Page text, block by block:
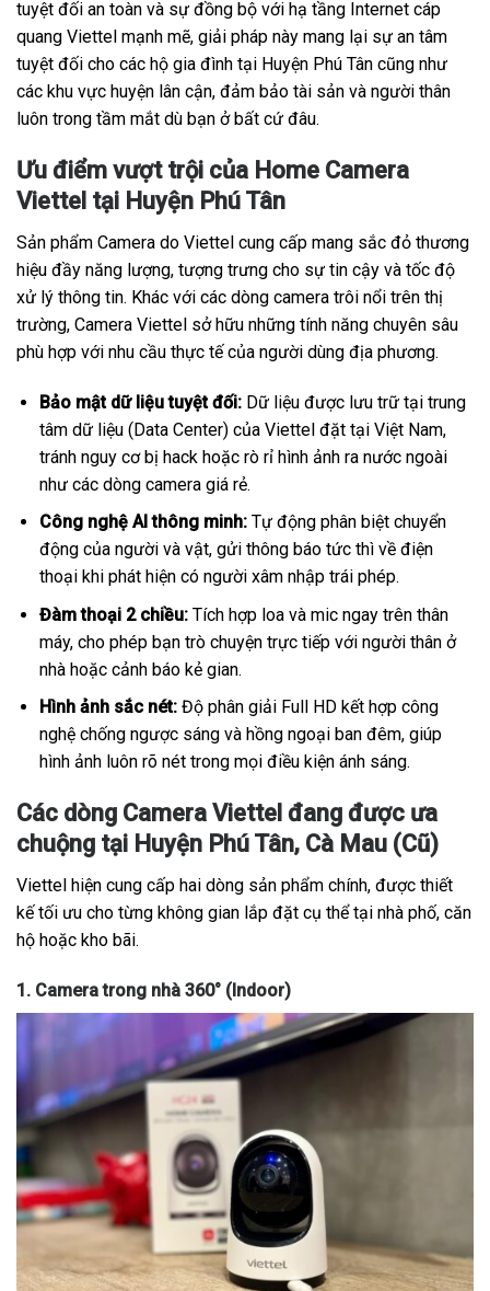
tuyệt đối an toàn và sự đồng bộ với hạ tầng Internet cáp
quang Viettel mạnh mẽ, giải pháp này mang lại sự an tâm
tuyệt đối cho các hộ gia đình tại Huyện Phú Tân cũng như
các khu vực huyện lân cận, đảm bảo tài sản và người thân
luôn trong tầm mắt dù bạn ở bất cứ đâu.
Ưu điểm vượt trội của Home Camera
Viettel tại Huyện Phú Tân
Sản phẩm Camera do Viettel cung cấp mang sắc đỏ thương
hiệu đầy năng lượng, tượng trưng cho sự tin cậy và tốc độ
xử lý thông tin. Khác với các dòng camera trôi nổi trên thị
trường, Camera Viettel sở hữu những tính năng chuyên sâu
phù hợp với nhu cầu thực tế của người dùng địa phương.
Bảo mật dữ liệu tuyệt đối:Dữ liệu được lưu trữ tại trung
tâm dữ liệu (Data Center) của Viettel đặt tại Việt Nam,
tránh nguy cơ bị hack hoặc rò rỉ hình ảnh ra nước ngoài
như các dòng camera giá rẻ.
Công nghệ AI thông minh:Tự động phân biệt chuyển
động của người và vật, gửi thông báo tức thì về điện
thoại khi phát hiện có người xâm nhập trái phép.
Đàm thoại 2 chiều:Tích hợp loa và mic ngay trên thân
máy, cho phép bạn trò chuyện trực tiếp với người thân ở
nhà hoặc cảnh báo kẻ gian.
Hình ảnh sắc nét:Độ phân giải Full HD kết hợp công
nghệ chống ngược sáng và hồng ngoại ban đêm, giúp
hình ảnh luôn rõ nét trong mọi điều kiện ánh sáng.
Các dòng Camera Viettel đang được ưa
chuộng tại Huyện Phú Tân, Cà Mau (Cũ)
Viettel hiện cung cấp hai dòng sản phẩm chính, được thiết
kế tối ưu cho từng không gian lắp đặt cụ thể tại nhà phố, căn
hộ hoặc kho bãi.
1. Camera trong nhà 360° (Indoor)